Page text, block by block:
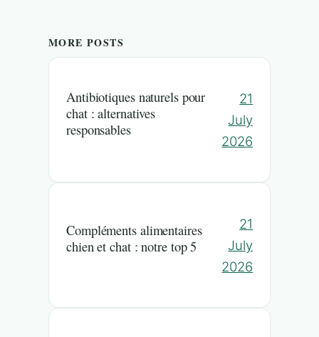
MORE POSTS
Antibiotiques naturels pour
chat : alternatives
responsables
21
July
2026
Compléments alimentaires
chien et chat : notre top 5
21
July
2026